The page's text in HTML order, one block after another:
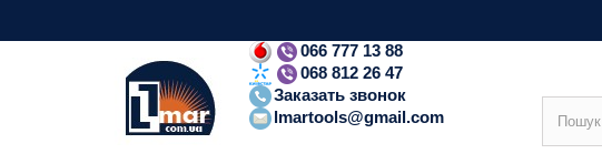
066 777 13 88
068 812 26 47
Заказать звонок
lmartools@gmail.com